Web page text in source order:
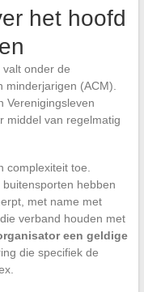
het hoofd
onder de
minderjarigen (ACM).
Verenigingsleven
middel van regelmatig
complexiteit toe.
hebben
met name met
verband houden met
een geldige
die specifiek de